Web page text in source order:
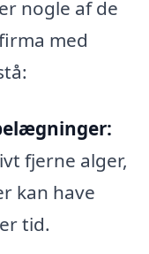
nogle af de
med
fjerne alger,
kan have
tid.